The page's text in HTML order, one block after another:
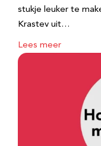
stukje leuker te
Krastev uit…
Lees meer